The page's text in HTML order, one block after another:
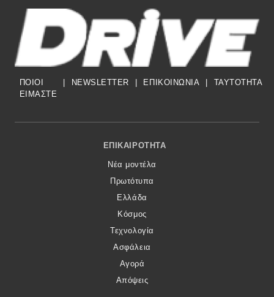
ΠΟΙΟΙ
ΕΙΜΑΣΤΕ
NEWSLETTER ΕΠΙΚΟΙΝΩΝΙΑ TAYTOTHTA
Footer Menu
ΕΠΙΚΑΙΡΌΤΗΤΑ
Νέα μοντέλα
Πρωτότυπα
Ελλάδα
Κόσμος
Τεχνολογία
Ασφάλεια
Αγορά
Απόψεις